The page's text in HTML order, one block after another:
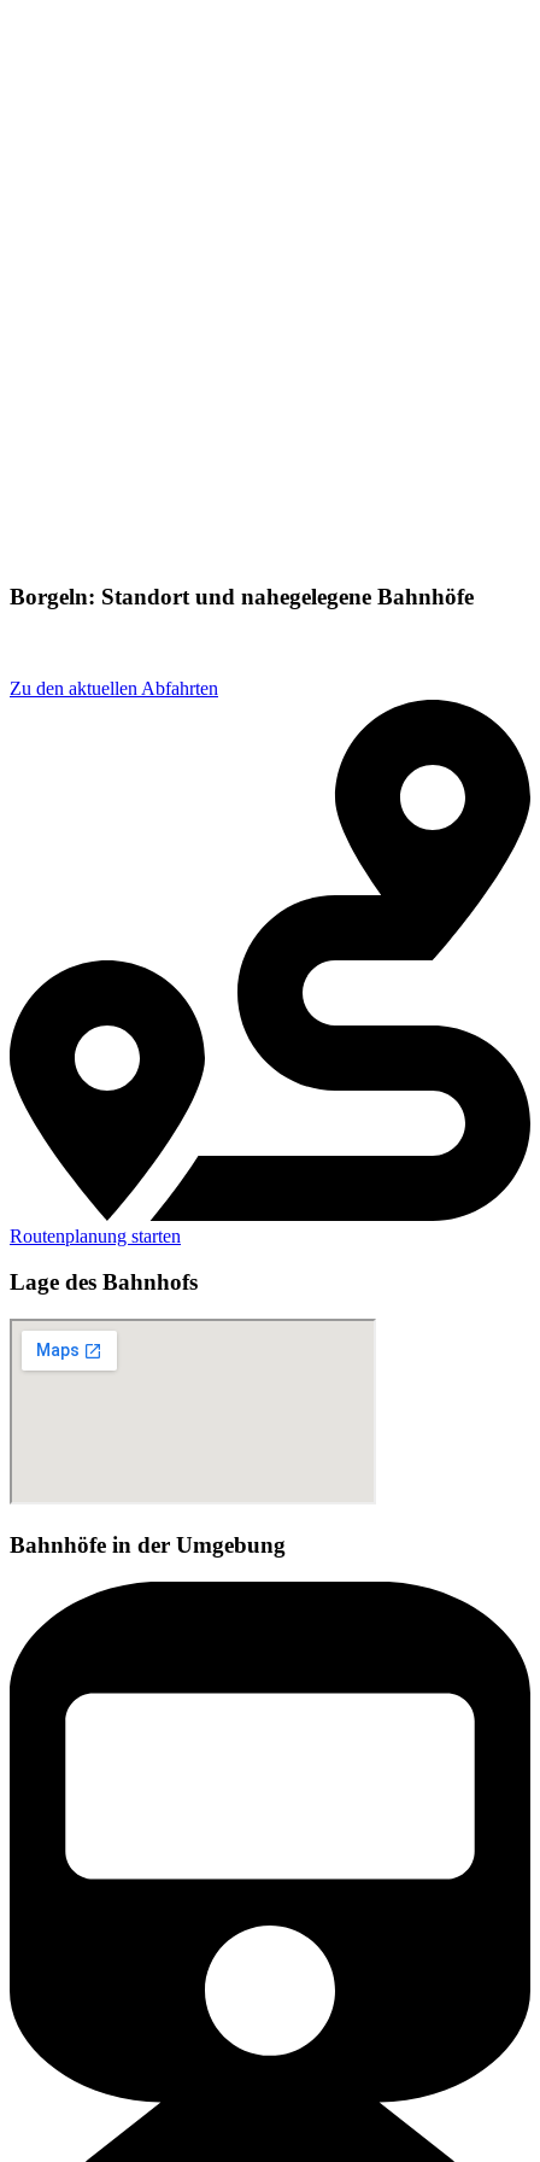
Borgeln: Standort und nahegelegene Bahnhöfe
Zu den aktuellen Abfahrten
Routenplanung starten
Lage des Bahnhofs
Bahnhöfe in der Umgebung